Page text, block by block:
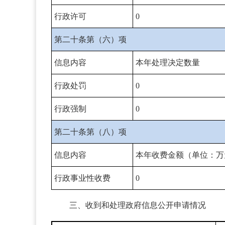
行政许可 0
第二十条第（六）项
信息内容 本年处理决定数量
行政处罚 0
行政强制 0
第二十条第（八）项
信息内容 本年收费金额（单位：
行政事业性收费 0
三、收到和处理政府信息公开申请情况